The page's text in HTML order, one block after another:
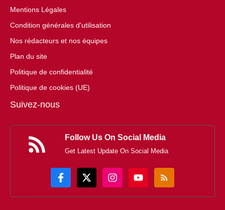
Mentions Légales
Condition générales d'utilisation
Nos rédacteurs et nos équipes
Plan du site
Politique de confidentialité
Politique de cookies (UE)
Suivez-nous
Follow Us On Social Media
Get Latest Update On Social Media